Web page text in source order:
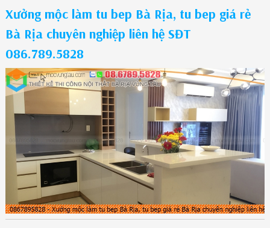
Xưởng mộc làm tu bep Bà Rịa, tu bep giá rẻ
Bà Rịa chuyên nghiệp liên hệ SĐT
086.789.5828